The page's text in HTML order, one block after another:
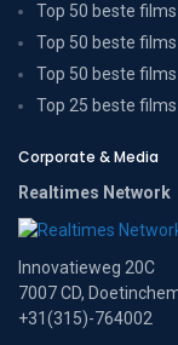
Top 50 beste
Top 50 beste
Top 50 beste
Top 25 beste
Corporate & Media
Realtimes Network
Innovatieweg 20C
7007 CD,
+31(315)-764002